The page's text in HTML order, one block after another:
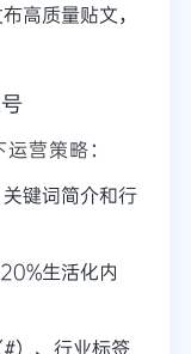
高质量贴文，
营策略：
键词简介和行
生活化内
）、行业标签